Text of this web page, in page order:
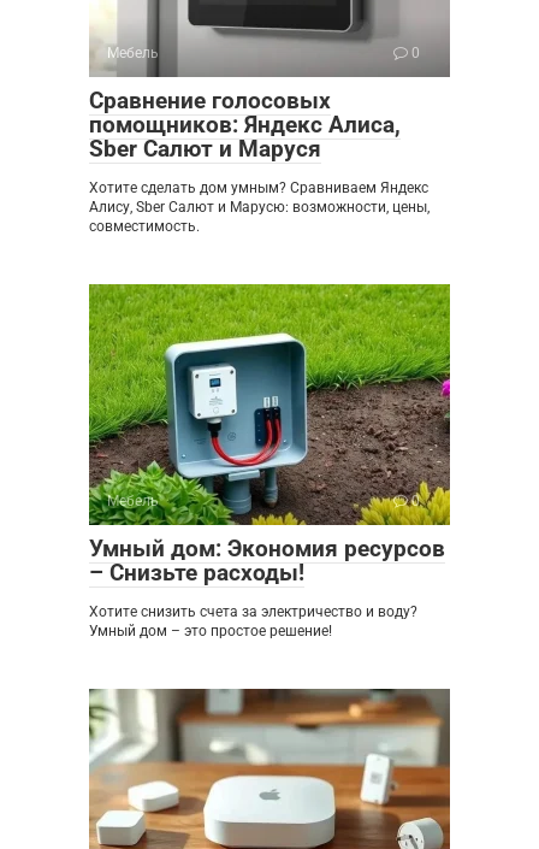
Мебель 0
Сравнение голосовых
помощников: Яндекс Алиса,
Sber Салют и Маруся
Хотите сделать дом умным? Сравниваем Яндекс
Алису, Sber Салют и Марусю: возможности, цены,
совместимость.
Мебель 0
Умный дом: Экономия ресурсов
– Снизьте расходы!
Хотите снизить счета за электричество и воду?
Умный дом – это простое решение!